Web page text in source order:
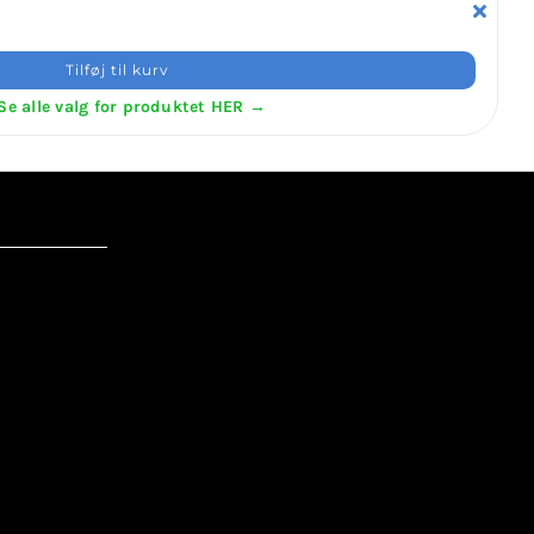
Tilføj til kurv
alle valg for produktet HER →